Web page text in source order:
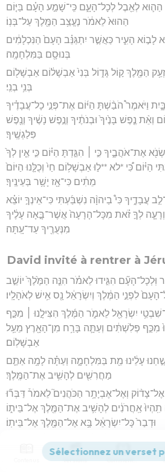
לְאֵ֖בֶל לְכָל־הָעָ֑ם כִּֽי־שָׁמַ֣ע הָעָ֗ם בַּיּ֤וֹם
הַהוּא֙ לֵאמֹ֔ר נֶעֱצַ֥ב הַמֶּ֖לֶךְ עַל־בְּנֽוֹ׃
לָב֣וֹא הָעִ֑יר כַּאֲשֶׁ֣ר יִתְגַּנֵּ֗ב הָעָם֙ הַנִּכְלָמִ֔ים
בְּנוּסָ֖ם בַּמִּלְחָמָֽה׃
הַמֶּ֖לֶךְ ק֣וֹל גָּד֑וֹל בְּנִי֙ אַבְשָׁל֔וֹם אַבְשָׁל֖וֹם
בְּנִ֥י בְנִֽי׃
וַיֹּאמֶר֩ הֹבַ֨שְׁתָּ הַיּ֜וֹם אֶת־פְּנֵ֣י כָל־עֲבָדֶ֗יךָ
וְאֵ֨ת נֶ֤פֶשׁ בָּנֶ֙יךָ֙ וּבְנֹתֶ֔יךָ וְנֶ֣פֶשׁ נָשֶׁ֔יךָ וְנֶ֖פֶשׁ
פִּלַגְשֶֽׁיךָ׃
אֶת־אֹהֲבֶ֑יךָ כִּ֣י ׀ הִגַּ֣דְתָּ הַיּ֗וֹם כִּ֣י אֵ֤ין לְךָ֙
הַיּ֗וֹם כִּ֠י *לא **ל֣וּ אַבְשָׁל֥וֹם חַי֙ וְכֻלָּ֤נוּ הַיּוֹם֙
מֵתִ֔ים כִּי־אָ֖ז יָשָׁ֥ר בְּעֵינֶֽיךָ׃
עֲבָדֶ֑יךָ כִּי֩ בַיהוָ֨ה נִשְׁבַּ֜עְתִּי כִּי־אֵינְךָ֣ יוֹצֵ֗א
וְרָעָ֧ה לְךָ֣ זֹ֗את מִכָּל־הָרָעָה֙ אֲשֶׁר־בָּ֣אָה עָלֶ֔יךָ
מִנְּעֻרֶ֖יךָ עַד־עָֽתָּה׃
David invité à rentrer à
וּֽלְכָל־הָעָ֞ם הִגִּ֣ידוּ לֵאמֹ֗ר הִנֵּ֤ה הַמֶּ֙לֶךְ֙ יוֹשֵׁ֣ב
לִפְנֵ֣י הַמֶּ֔לֶךְ וְיִשְׂרָאֵ֔ל נָ֖ס אִ֥ישׁ לְאֹהָלָֽיו׃
יִשְׂרָאֵ֖ל לֵאמֹ֑ר הַמֶּ֜לֶךְ הִצִּילָ֣נוּ ׀ מִכַּ֣ף
מִכַּ֣ף פְּלִשְׁתִּ֔ים וְעַתָּ֛ה בָּרַ֥ח מִן־הָאָ֖רֶץ מֵעַ֥ל
אַבְשָׁלֽוֹם׃
עָלֵ֔ינוּ מֵ֖ת בַּמִּלְחָמָ֑ה וְעַתָּ֗ה לָמָ֥ה אַתֶּ֛ם
מַחֲרִשִׁ֖ים לְהָשִׁ֥יב אֶת־הַמֶּֽלֶךְ׃
וְאֶל־אֶבְיָתָ֥ר הַכֹּהֲנִים֮ לֵאמֹר֒ דַּבְּר֞וּ
תִֽהְיוּ֙ אַֽחֲרֹנִ֔ים לְהָשִׁ֥יב אֶת־הַמֶּ֖לֶךְ אֶל־בֵּית֑וֹ
וּדְבַר֙ כָּל־יִשְׂרָאֵ֔ל בָּ֥א אֶל־הַמֶּ֖לֶךְ אֶל־בֵּיתֽוֹ׃
וּבְשָׂרִ֖י אַתֶּ֑ם וְלָ֧מָּה תִהְי֛וּ אַחֲרֹנִ֖ים לְהָשִׁ֥יב
אֶת־הַמֶּֽלֶךְ׃
Versions Commentaires